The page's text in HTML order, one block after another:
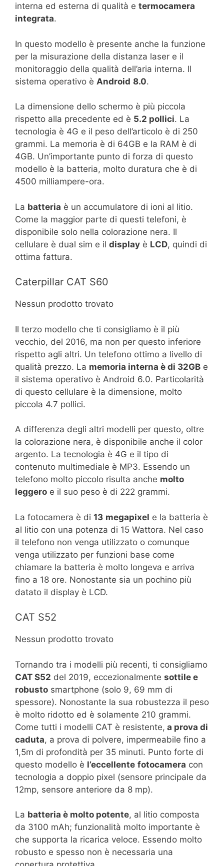
interna ed esterna di qualità e termocamera
integrata.
In questo modello è presente anche la funzione
per la misurazione della distanza laser e il
monitoraggio della qualità dell’aria interna. Il
sistema operativo è Android 8.0.
La dimensione dello schermo è più piccola
rispetto alla precedente ed è 5.2 pollici. La
tecnologia è 4G e il peso dell’articolo è di 250
grammi. La memoria è di 64GB e la RAM è di
4GB. Un’importante punto di forza di questo
modello è la batteria, molto duratura che è di
4500 milliampere-ora.
La batteria è un accumulatore di ioni al litio.
Come la maggior parte di questi telefoni, è
disponibile solo nella colorazione nera. Il
cellulare è dual sim e il display è LCD, quindi di
ottima fattura.
Caterpillar CAT S60
Nessun prodotto trovato
Il terzo modello che ti consigliamo è il più
vecchio, del 2016, ma non per questo inferiore
rispetto agli altri. Un telefono ottimo a livello di
qualità prezzo. La memoria interna è di 32GB e
il sistema operativo è Android 6.0. Particolarità
di questo cellulare è la dimensione, molto
piccola 4.7 pollici.
A differenza degli altri modelli per questo, oltre
la colorazione nera, è disponibile anche il color
argento. La tecnologia è 4G e il tipo di
contenuto multimediale è MP3. Essendo un
telefono molto piccolo risulta anche molto
leggero e il suo peso è di 222 grammi.
La fotocamera è di 13 megapixel e la batteria è
al litio con una potenza di 15 Wattora. Nel caso
il telefono non venga utilizzato o comunque
venga utilizzato per funzioni base come
chiamare la batteria è molto longeva e arriva
fino a 18 ore. Nonostante sia un pochino più
datato il display è LCD.
CAT S52
Nessun prodotto trovato
Tornando tra i modelli più recenti, ti consigliamo
CAT S52 del 2019, eccezionalmente sottile e
robusto smartphone (solo 9, 69 mm di
spessore). Nonostante la sua robustezza il peso
è molto ridotto ed è solamente 210 grammi.
Come tutti i modelli CAT è resistente, a prova di
caduta, a prova di polvere, impermeabile fino a
1,5m di profondità per 35 minuti. Punto forte di
questo modello è l’eccellente fotocamera con
tecnologia a doppio pixel (sensore principale da
12mp, sensore anteriore da 8 mp).
La batteria è molto potente, al litio composta
da 3100 mAh; funzionalità molto importante è
che supporta la ricarica veloce. Essendo molto
robusto e spesso non è necessaria una